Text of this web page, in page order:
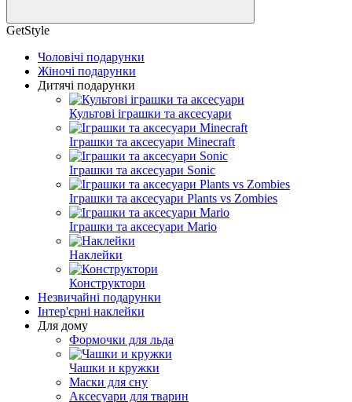
GetStyle
Чоловічі подарунки
Жіночі подарунки
Дитячі подарунки
Культові іграшки та аксесуари
Іграшки та аксесуари Mineсraft
Іграшки та аксесуари Sonic
Іграшки та аксесуари Plants vs Zombies
Іграшки та аксесуари Mario
Наклейки
Конструктори
Незвичайні подарунки
Інтер'єрні наклейки
Для дому
Формочки для льда
Чашки и кружки
Маски для сну
Аксесуари для тварин